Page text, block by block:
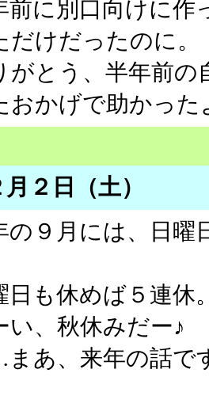
前に別口向けに作
だけだったのに。
がとう、半年前の
おかげで助かった
月２日（土）
の９月には、日曜
日も休めば５連休
い、秋休みだー♪
あ、来年の話で